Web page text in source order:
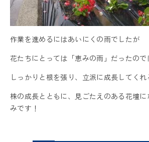
作業を進めるにはあいにくの雨でしたが
花たちにとっては「恵みの雨」だったの
しっかりと根を張り、立派に成長してく
株の成長とともに、見ごたえのある花壇に
みです！